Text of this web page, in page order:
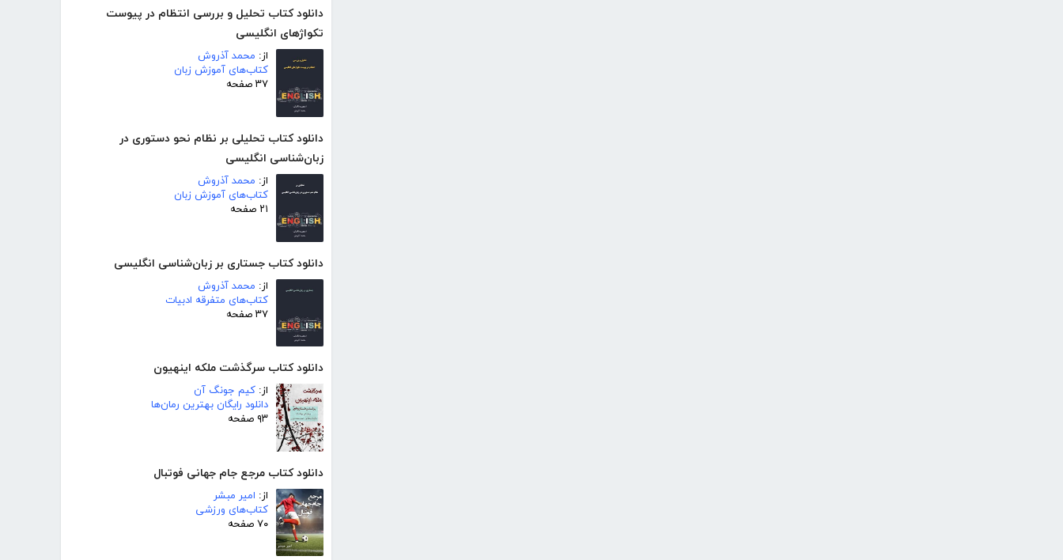
دانلود کتاب تحلیل و بررسی انتظام در پیوست
تکواژهای انگلیسی
از: محمد آذروش
کتاب‌های آموزش زبان
۳۷ صفحه
دانلود کتاب تحلیلی بر نظام نحو دستوری در
زبان‌شناسی انگلیسی
از: محمد آذروش
کتاب‌های آموزش زبان
۲۱ صفحه
دانلود کتاب جستاری بر زبان‌شناسی انگلیسی
از: محمد آذروش
کتاب‌های متفرقه ادبیات
۳۷ صفحه
دانلود کتاب سرگذشت ملکه اینهیون
از: کیم جونگ آن
دانلود رایگان بهترین رمان‌ها
۹۳ صفحه
دانلود کتاب مرجع جام جهانی فوتبال
از: امیر مبشر
کتاب‌های ورزشی
۷۰ صفحه